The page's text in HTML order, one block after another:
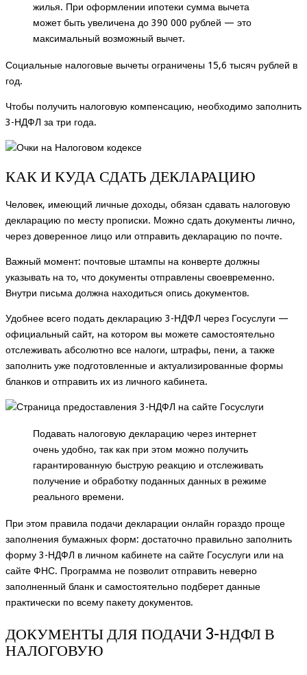
жилья. При оформлении ипотеки сумма вычета
может быть увеличена до 390 000 рублей — это
максимальный возможный вычет.
Социальные налоговые вычеты ограничены 15,6 тысяч рублей в
год.
Чтобы получить налоговую компенсацию, необходимо заполнить
3-НДФЛ за три года.
КАК И КУДА СДАТЬ ДЕКЛАРАЦИЮ
Человек, имеющий личные доходы, обязан сдавать налоговую
декларацию по месту прописки. Можно сдать документы лично,
через доверенное лицо или отправить декларацию по почте.
Важный момент: почтовые штампы на конверте должны
указывать на то, что документы отправлены своевременно.
Внутри письма должна находиться опись документов.
Удобнее всего подать декларацию 3-НДФЛ через Госуслуги —
официальный сайт, на котором вы можете самостоятельно
отслеживать абсолютно все налоги, штрафы, пени, а также
заполнить уже подготовленные и актуализированные формы
бланков и отправить их из личного кабинета.
Подавать налоговую декларацию через интернет
очень удобно, так как при этом можно получить
гарантированную быструю реакцию и отслеживать
получение и обработку поданных данных в режиме
реального времени.
При этом правила подачи декларации онлайн гораздо проще
заполнения бумажных форм: достаточно правильно заполнить
форму 3-НДФЛ в личном кабинете на сайте Госуслуги или на
сайте ФНС. Программа не позволит отправить неверно
заполненный бланк и самостоятельно подберет данные
практически по всему пакету документов.
ДОКУМЕНТЫ ДЛЯ ПОДАЧИ 3-НДФЛ В
НАЛОГОВУЮ